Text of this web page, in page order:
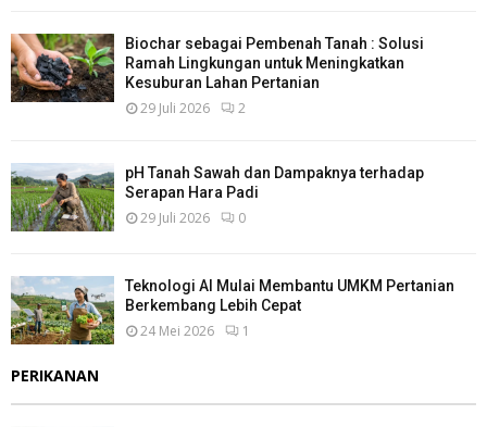
Biochar sebagai Pembenah Tanah : Solusi
Ramah Lingkungan untuk Meningkatkan
Kesuburan Lahan Pertanian
29 Juli 2026 2
pH Tanah Sawah dan Dampaknya terhadap
Serapan Hara Padi
29 Juli 2026 0
Teknologi AI Mulai Membantu UMKM Pertanian
Berkembang Lebih Cepat
24 Mei 2026 1
PERIKANAN